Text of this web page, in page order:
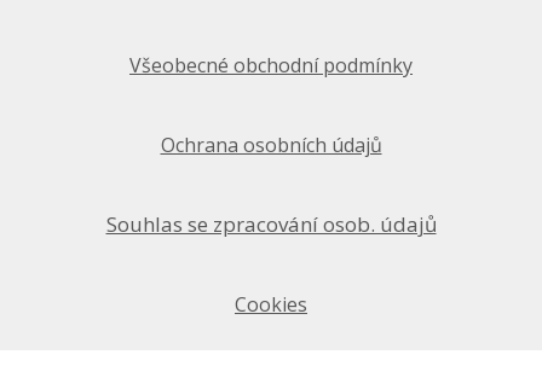
Všeobecné obchodní podmínky
Ochrana osobních údajů
Souhlas se zpracování osob. údajů
Cookies